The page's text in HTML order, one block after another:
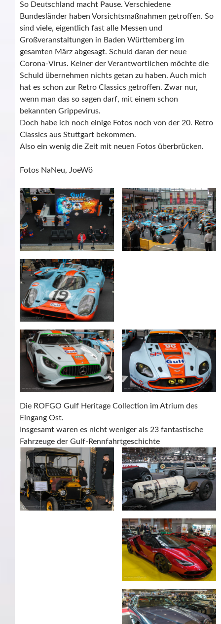
So Deutschland macht Pause. Verschiedene
Bundesländer haben Vorsichtsmaßnahmen getroffen. So
sind viele, eigentlich fast alle Messen und
Großveranstaltungen in Baden Württemberg im
gesamten März abgesagt. Schuld daran der neue
Corona-Virus. Keiner der Verantwortlichen möchte die
Schuld übernehmen nichts getan zu haben. Auch mich
hat es schon zur Retro Classics getroffen. Zwar nur,
wenn man das so sagen darf, mit einem schon
bekannten Grippevirus.
Doch habe ich noch einige Fotos noch von der 20. Retro
Classics aus Stuttgart bekommen.
Also ein wenig die Zeit mit neuen Fotos überbrücken.
Fotos NaNeu, JoeWö
Die ROFGO Gulf Heritage Collection im Atrium des
Eingang Ost.
Insgesamt waren es nicht weniger als 23 fantastische
Fahrzeuge der Gulf-Rennfahrtgeschichte